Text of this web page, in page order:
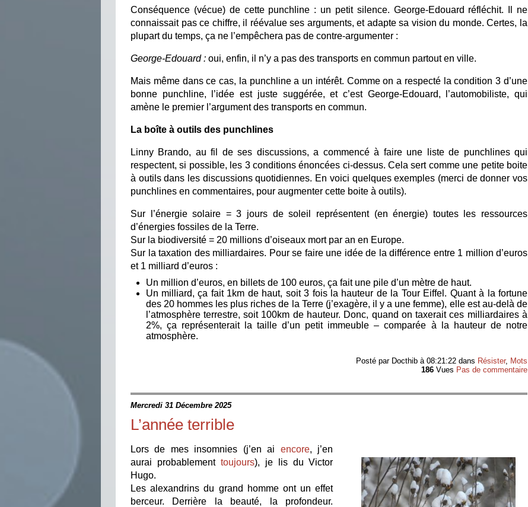
Conséquence (vécue) de cette punchline : un petit silence. George-Edouard réfléchit. Il ne
connaissait pas ce chiffre, il réévalue ses arguments, et adapte sa vision du monde. Certes, la
plupart du temps, ça ne l’empêchera pas de contre-argumenter :
George-Edouard : oui, enfin, il n’y a pas des transports en commun partout en ville.
Mais même dans ce cas, la punchline a un intérêt. Comme on a respecté la condition 3 d’une
bonne punchline, l’idée est juste suggérée, et c’est George-Edouard, l’automobiliste, qui
amène le premier l’argument des transports en commun.
La boîte à outils des punchlines
Linny Brando, au fil de ses discussions, a commencé à faire une liste de punchlines qui
respectent, si possible, les 3 conditions énoncées ci-dessus. Cela sert comme une petite boite
à outils dans les discussions quotidiennes. En voici quelques exemples (merci de donner vos
punchlines en commentaires, pour augmenter cette boite à outils).
Sur l’énergie solaire = 3 jours de soleil représentent (en énergie) toutes les ressources
d’énergies fossiles de la Terre.
Sur la biodiversité = 20 millions d’oiseaux mort par an en Europe.
Sur la taxation des milliardaires. Pour se faire une idée de la différence entre 1 million d’euros
et 1 milliard d’euros :
Un million d’euros, en billets de 100 euros, ça fait une pile d’un mètre de haut.
Un milliard, ça fait 1km de haut, soit 3 fois la hauteur de la Tour Eiffel. Quant à la fortune
des 20 hommes les plus riches de la Terre (j’exagère, il y a une femme), elle est au-delà de
l’atmosphère terrestre, soit 100km de hauteur. Donc, quand on taxerait ces milliardaires à
2%, ça représenterait la taille d’un petit immeuble – comparée à la hauteur de notre
atmosphère.
Posté par Docthib à 08:21:22 dans Résister, Mots
186 Vues Pas de commentaire
Mercredi 31 Décembre 2025
L’année terrible
Lors de mes insomnies (j’en ai encore, j’en
aurai probablement toujours), je lis du Victor
Hugo.
Les alexandrins du grand homme ont un effet
berceur. Derrière la beauté, la profondeur.